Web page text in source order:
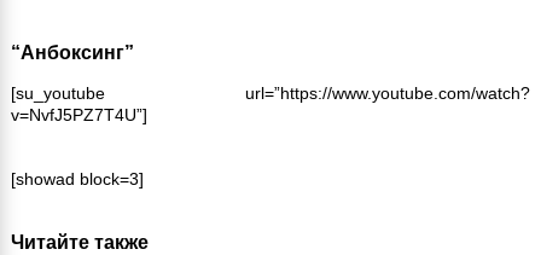
“Анбоксинг”
[su_youtube url=”https://www.youtube.com/watch?
v=NvfJ5PZ7T4U”]
[showad block=3]
Читайте также